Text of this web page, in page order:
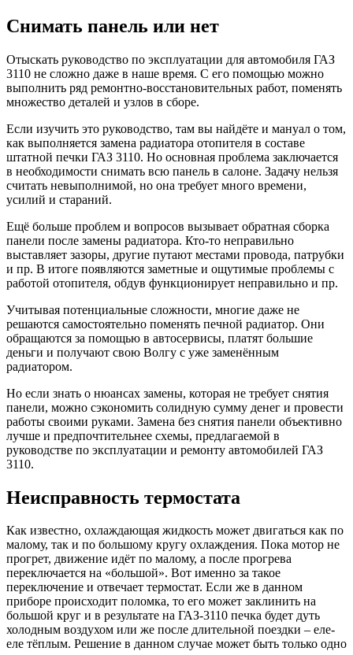
Снимать панель или нет
Отыскать руководство по эксплуатации для автомобиля ГАЗ
3110 не сложно даже в наше время. С его помощью можно
выполнить ряд ремонтно-восстановительных работ, поменять
множество деталей и узлов в сборе.
Если изучить это руководство, там вы найдёте и мануал о том,
как выполняется замена радиатора отопителя в составе
штатной печки ГАЗ 3110. Но основная проблема заключается
в необходимости снимать всю панель в салоне. Задачу нельзя
считать невыполнимой, но она требует много времени,
усилий и стараний.
Ещё больше проблем и вопросов вызывает обратная сборка
панели после замены радиатора. Кто-то неправильно
выставляет зазоры, другие путают местами провода, патрубки
и пр. В итоге появляются заметные и ощутимые проблемы с
работой отопителя, обдув функционирует неправильно и пр.
Учитывая потенциальные сложности, многие даже не
решаются самостоятельно поменять печной радиатор. Они
обращаются за помощью в автосервисы, платят большие
деньги и получают свою Волгу с уже заменённым
радиатором.
Но если знать о нюансах замены, которая не требует снятия
панели, можно сэкономить солидную сумму денег и провести
работы своими руками. Замена без снятия панели объективно
лучше и предпочтительнее схемы, предлагаемой в
руководстве по эксплуатации и ремонту автомобилей ГАЗ
3110.
Неисправность термостата
Как известно, охлаждающая жидкость может двигаться как по
малому, так и по большому кругу охлаждения. Пока мотор не
прогрет, движение идёт по малому, а после прогрева
переключается на «большой». Вот именно за такое
переключение и отвечает термостат. Если же в данном
приборе происходит поломка, то его может заклинить на
большой круг и в результате на ГАЗ-3110 печка будет дуть
холодным воздухом или же после длительной поездки – еле-
еле тёплым. Решение в данном случае может быть только одно